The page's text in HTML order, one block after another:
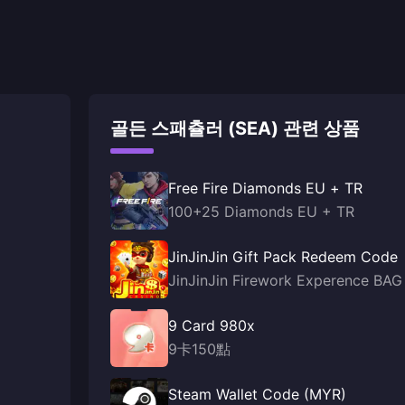
골든 스패츌러 (SEA) 관련 상품
Free Fire Diamonds EU + TR
100+25 Diamonds EU + TR
JinJinJin Gift Pack Redeem Code
JinJinJin Firework Experence BAG
9 Card 980x
9卡150點
Steam Wallet Code (MYR)